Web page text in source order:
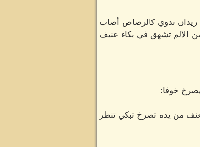
زيدان تدوي كالرصاص أصاب
الالم تشهق في بكاء عنيف
خوفا:
من يده تصرخ تبكي تنظر